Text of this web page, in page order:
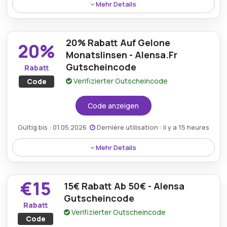
Mehr Details
Mit dem Alensa-Rabatt erhalten Sie ab 70 € ein
Gratisgeschenk – eine tolle Überraschung für Ihren
Einkauf, egal ob Sie Ihren Kontaktlinsenvorrat
auffüllen oder sich ein neues Brillenzubehör gönnen.
20%
Rabatt
Code
20% Rabatt Auf Gelone
Monatslinsen - Alensa.Fr
Gutscheincode
Verifizierter Gutscheincode
Code anzeigen
Gültig bis : 01.05.2026 Dernière utilisation : il y a 15 heures
Mehr Details
Kunden können 20% Rabatt auf Gelone-
Monatslinsen mit einem Alensa.fr-Gutscheincode
genießen und so hochwertige Augenpflege zu
reduzierten Preisen erhalten.
€15
Rabatt
Code
15€ Rabatt Ab 50€ - Alensa
Gutscheincode
Verifizierter Gutscheincode